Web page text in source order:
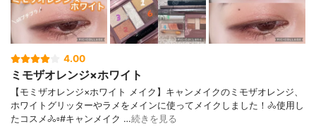
4.00
ミモザオレンジ×ホワイト
【モミザオレンジ×ホワイト メイク】キャンメイクのミモザオレンジ、
ホワイトグリッターやラメをメインに使ってメイクしました！🚴使用し
たコスメ🚴▫️#キャンメイク …続きを見る